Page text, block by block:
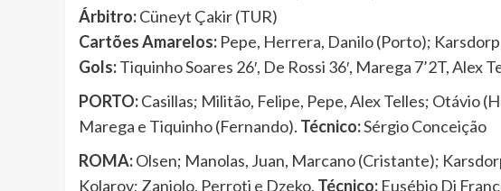
Árbitro:Cüneyt Çakir (TUR)
Cartões Amarelos: Pepe, Herrera, Danilo (Porto);
Gols:Tiquinho Soares 26′, De Rossi 36′, Marega 7’2T, Alex
PORTO:Casillas; Militão, Felipe, Pepe, Alex Telles; Otávio
Marega e Tiquinho (Fernando). Técnico:Sérgio Conceição
ROMA:Olsen; Manolas, Juan, Marcano (Cristante);
Kolarov; Zaniolo, Perroti e Dzeko. Técnico: Eusébio Di